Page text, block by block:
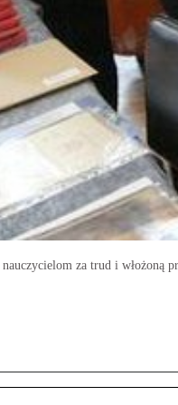
za trud i włożoną